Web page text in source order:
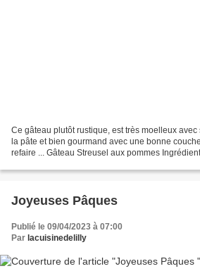
Ce gâteau plutôt rustique, est très moelleux
la pâte et bien gourmand avec une bonne
refaire ... Gâteau Streusel aux pommes
Joyeuses Pâques
Publié le 09/04/2023 à 07:00
Par lacuisinedelilly